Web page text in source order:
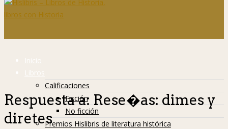
Inicio
Libros
Calificaciones
Ficción
No ficción
Premios Hislibris de literatura histórica
Respuesta a: Rese�as: dimes y
diretes